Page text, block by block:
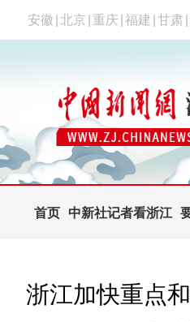
安徽 北京 重庆 福建 甘肃
首页 中新社记者看浙江
浙江加快重点